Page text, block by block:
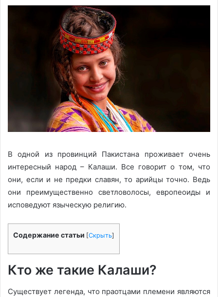
В одной из провинций Пакистана проживает очень
интересный народ – Калаши. Все говорит о том, что
они, если и не предки славян, то арийцы точно. Ведь
они преимущественно светловолосы, европеоиды и
исповедуют языческую религию.
Содержание статьи [Скрыть]
Кто же такие Калаши?
Существует легенда, что праотцами племени являются